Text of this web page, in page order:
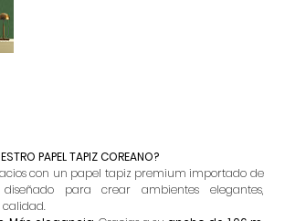
PAPEL TAPIZ COREANO?
con un papel tapiz premium importado de
para crear ambientes elegantes,
calidad.